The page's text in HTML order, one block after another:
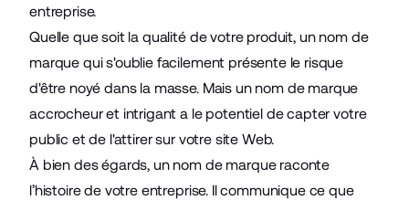
entreprise.
Quelle que soit la qualité de votre produit, un nom de
marque qui s'oublie facilement présente le risque
d'être noyé dans la masse. Mais un nom de marque
accrocheur et intrigant a le potentiel de capter votre
public et de l'attirer sur votre site Web.
À bien des égards, un nom de marque raconte
l’histoire de votre entreprise. Il communique ce que